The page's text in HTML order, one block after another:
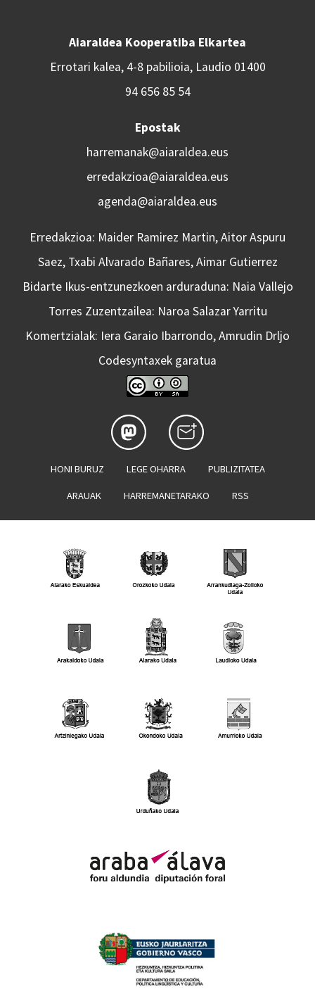
Aiaraldea Kooperatiba Elkartea
Errotari kalea, 4-8 pabilioia, Laudio 01400
94 656 85 54
Epostak
harremanak@aiaraldea.eus
erredakzioa@aiaraldea.eus
agenda@aiaraldea.eus
Erredakzioa: Maider Ramirez Martin, Aitor Aspuru
Saez, Txabi Alvarado Bañares, Aimar Gutierrez
Bidarte Ikus-entzunezkoen arduraduna: Naia Vallejo
Torres Zuzentzailea: Naroa Salazar Yarritu
Komertzialak: Iera Garaio Ibarrondo, Amrudin Drljo
Codesyntaxek garatua
HONI BURUZ LEGE OHARRA PUBLIZITATEA
ARAUAK HARREMANETARAKO RSS